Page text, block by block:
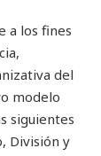
a los fines
del
modelo
siguientes
División y